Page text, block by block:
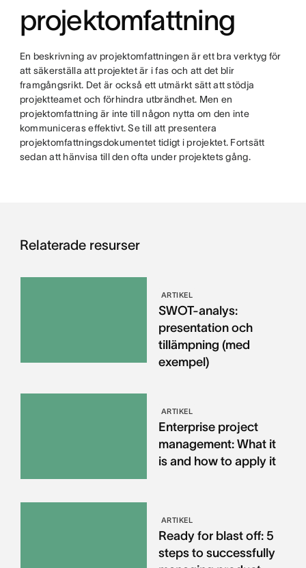
projektomfattning
En beskrivning av projektomfattningen är ett bra verktyg för
att säkerställa att projektet är i fas och att det blir
framgångsrikt. Det är också ett utmärkt sätt att stödja
projektteamet och förhindra utbrändhet. Men en
projektomfattning är inte till någon nytta om den inte
kommuniceras effektivt. Se till att presentera
projektomfattningsdokumentet tidigt i projektet. Fortsätt
sedan att hänvisa till den ofta under projektets gång.
Relaterade resurser
ARTIKEL
SWOT-analys:
presentation och
tillämpning (med
exempel)
ARTIKEL
Enterprise project
management: What it
is and how to apply it
ARTIKEL
Ready for blast off: 5
steps to successfully